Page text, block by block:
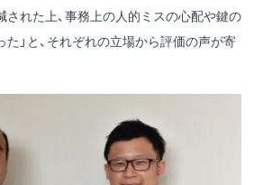
された上、事務上の人的ミスの心配や鍵の
」と、それぞれの立場から評価の声が寄